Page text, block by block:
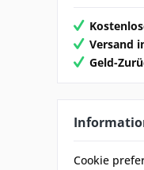
Versand
Geld-
Cookie